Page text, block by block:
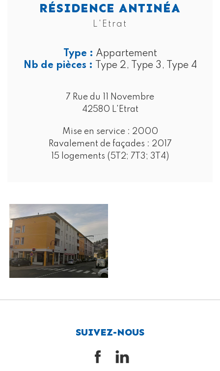
RÉSIDENCE ANTINÉA
L'Etrat
Type : Appartement
Nb de pièces :
Type 2, Type 3, Type 4
7 Rue du 11 Novembre
42580 L'Etrat
Mise en service : 2000
Ravalement de façades : 2017
15 logements (5T2; 7T3; 3T4)
SUIVEZ-NOUS